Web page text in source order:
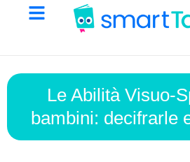
Le Abilità Visuo-
bambini: decifrarle